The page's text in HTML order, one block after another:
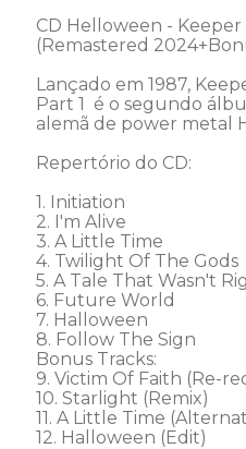
CD Helloween - Keeper
(Remastered
Lançado em 1987,
Part 1  é o segundo
alemã de power metal
Repertório do CD:
1. Initiation
2. I'm Alive
3. A Little Time
4. Twilight Of The Gods
5. A Tale That Wasn't
6. Future World
7. Halloween
8. Follow The Sign
Bonus Tracks:
9. Victim Of Faith (Re-
10. Starlight (Remix)
11. A Little Time
12. Halloween (Edit)